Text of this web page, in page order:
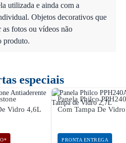
utilizada e ainda com a
Objetos decorativos que
as fotos ou vídeos não
produto.
especiais
Vidro 4,6L
Panela Philco
Com Tampa De
PRONTA ENTREGA